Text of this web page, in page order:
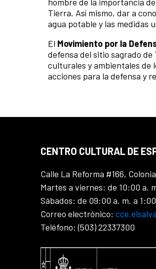
Tierra. Así mismo, dar a
agua potable y las medidas
El Movimiento por la
defensa del sitio sagrado de
culturales y ambientales de
acciones para la defensa y
CENTRO CULTURAL DE
Calle La Reforma #166,
Martes a viernes: de 10:00 a.
Sábados: de 09:00 a. m. a
Correo electrónico:
Teléfono: (503) 22337300